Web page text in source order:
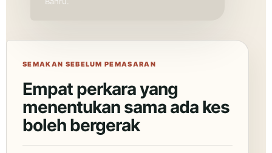
SEMAKAN SEBELUM PEMASARAN
Empat perkara yang
menentukan sama ada kes
boleh bergerak